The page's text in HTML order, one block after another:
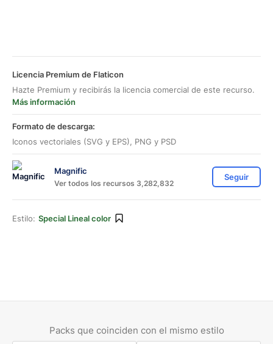
Licencia Premium de Flaticon
Hazte Premium y recibirás la licencia comercial de este recurso.
Más información
Formato de descarga:
Iconos vectoriales (SVG y EPS), PNG y PSD
Magnific
Ver todos los recursos 3,282,832
Seguir
Estilo: Special Lineal color
Packs que coinciden con el mismo estilo